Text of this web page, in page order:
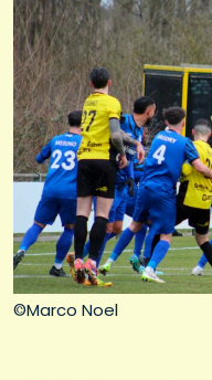
©Marco Noel